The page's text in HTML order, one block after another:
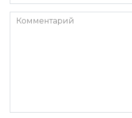
Комментарий